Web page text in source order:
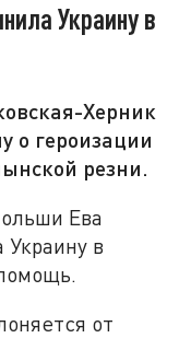
Украину в
Херник
о героизации
резни.
Ева
Украину в
от